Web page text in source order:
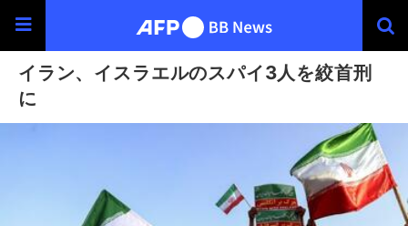
イラン、イスラエルのスパイ3人を絞首刑
に